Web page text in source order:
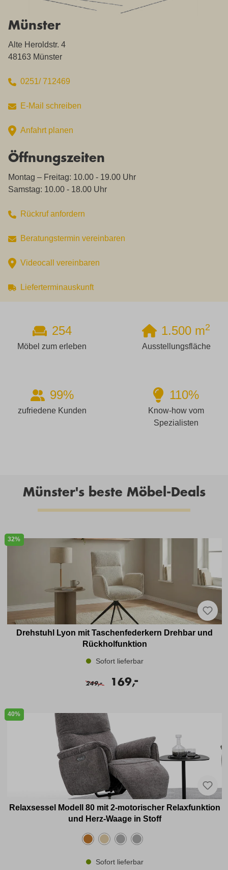
Münster
Alte Heroldstr. 4
48163 Münster
0251/ 712469
E-Mail schreiben
Anfahrt planen
Öffnungszeiten
Montag – Freitag: 10.00 - 19.00 Uhr
Samstag: 10.00 - 18.00 Uhr
Rückruf anfordern
Beratungstermin vereinbaren
Videocall vereinbaren
Lieferterminauskunft
254
Möbel zum erleben
1.500 m2
Ausstellungsfläche
99%
zufriedene Kunden
110%
Know-how vom
Spezialisten
Münster's beste Möbel-Deals
32%
Drehstuhl Lyon mit Taschenfederkern Drehbar und
Rückholfunktion
Sofort lieferbar
249,
- 169,
-
40%
Relaxsessel Modell 80 mit 2-motorischer Relaxfunktion
und Herz-Waage in Stoff
Sofort lieferbar